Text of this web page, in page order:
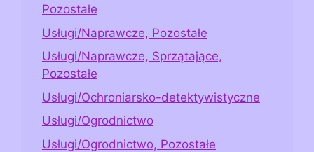
Pozostałe
Usługi/Naprawcze, Pozostałe
Usługi/Naprawcze, Sprzątające,
Pozostałe
Usługi/Ochroniarsko-detektywistyczne
Usługi/Ogrodnictwo
Usługi/Ogrodnictwo, Pozostałe